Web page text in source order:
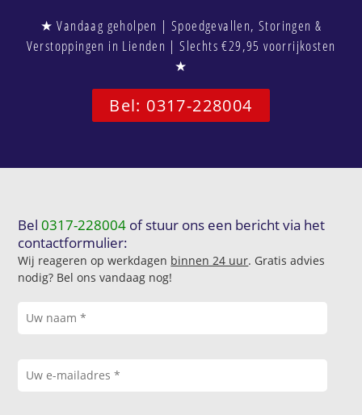
★ Vandaag geholpen | Spoedgevallen, Storingen &
Verstoppingen in Lienden | Slechts €29,95 voorrijkosten
★
Bel: 0317-228004
Bel0317-228004 of stuur ons een bericht via het
contactformulier:
Wij reageren op werkdagen binnen 24 uur. Gratis advies
nodig? Bel ons vandaag nog!